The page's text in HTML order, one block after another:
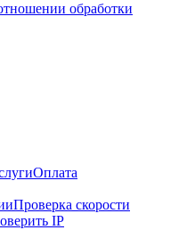
обработки
Оплата
Проверка скорости
IP